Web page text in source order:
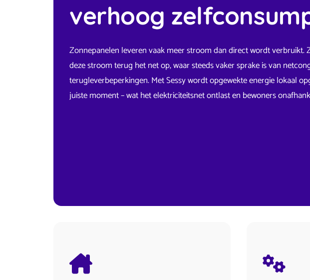
verhoog
Zonnepanelen leveren vaak meer stroom dan direct wordt verbruikt.
deze stroom terug het net op, waar steeds vaker sprake is van
terugleverbeperkingen. Met Sessy wordt opgewekte energie lokaal
juiste moment – wat het elektriciteitsnet ontlast en bewoners